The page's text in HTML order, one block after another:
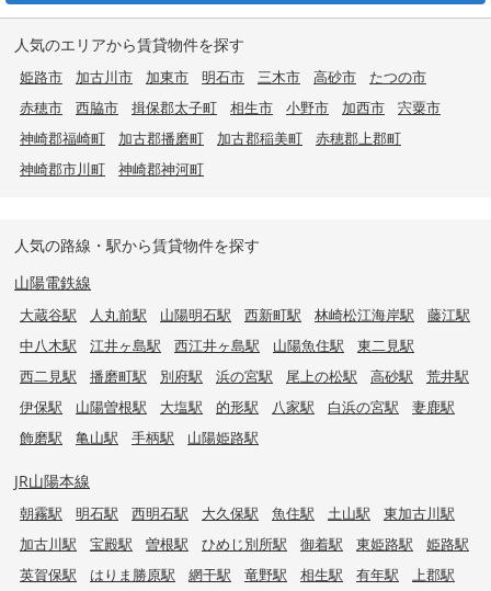
人気のエリアから賃貸物件を探す
姫路市 加古川市 加東市 明石市 三木市 高砂市
たつの市
赤穂市
西脇市 揖保郡太子町 相生市 小野市 加西市
宍粟市
神崎郡福崎町
加古郡播磨町 加古郡稲美町
赤穂郡上郡町
神崎郡市川町
神崎郡神河町
人気の路線・駅から賃貸物件を探す
山陽電鉄線
大蔵谷駅 人丸前駅 山陽明石駅 西新町駅 林崎松江海岸駅
藤江駅
中八木駅
江井ヶ島駅 西江井ヶ島駅 山陽魚住駅
東二見駅
西二見駅
播磨町駅 別府駅 浜の宮駅 尾上の松駅 高砂駅
荒井駅
伊保駅
山陽曽根駅 大塩駅 的形駅 八家駅 白浜の宮駅
妻鹿駅
飾磨駅
亀山駅 手柄駅 山陽姫路駅
JR山陽本線
朝霧駅 明石駅 西明石駅 大久保駅 魚住駅 土山駅
東加古川駅
加古川駅
宝殿駅 曽根駅 ひめじ別所駅 御着駅 東姫路駅
姫路駅
英賀保駅
はりま勝原駅 網干駅 竜野駅 相生駅 有年駅 上郡駅